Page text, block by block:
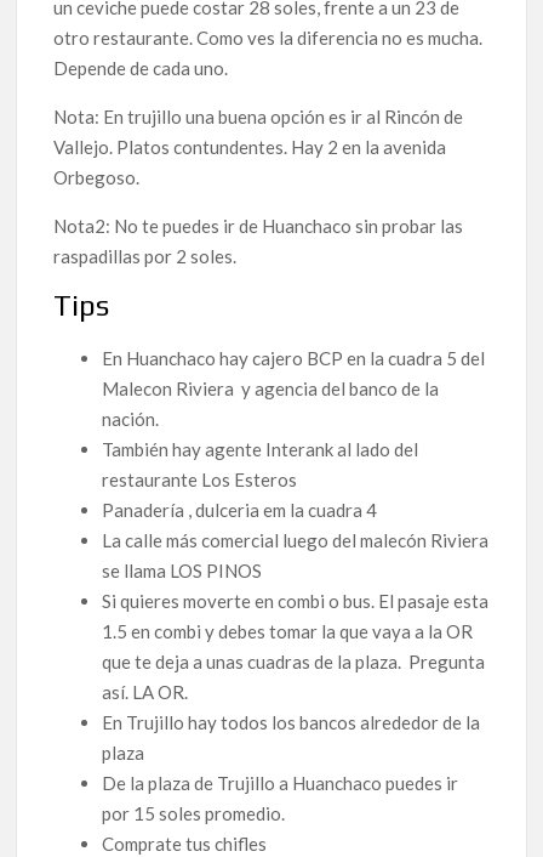
un ceviche puede costar 28 soles, frente a un 23 de
otro restaurante. Como ves la diferencia no es mucha.
Depende de cada uno.
Nota: En trujillo una buena opción es ir al Rincón de
Vallejo. Platos contundentes. Hay 2 en la avenida
Orbegoso.
Nota2: No te puedes ir de Huanchaco sin probar las
raspadillas por 2 soles.
Tips
En Huanchaco hay cajero BCP en la cuadra 5 del
Malecon Riviera y agencia del banco de la
nación.
También hay agente Interank al lado del
restaurante Los Esteros
Panadería , dulceria em la cuadra 4
La calle más comercial luego del malecón Riviera
se llama LOS PINOS
Si quieres moverte en combi o bus. El pasaje esta
1.5 en combi y debes tomar la que vaya a la OR
que te deja a unas cuadras de la plaza. Pregunta
así. LA OR.
En Trujillo hay todos los bancos alrededor de la
plaza
De la plaza de Trujillo a Huanchaco puedes ir
por 15 soles promedio.
Comprate tus chifles